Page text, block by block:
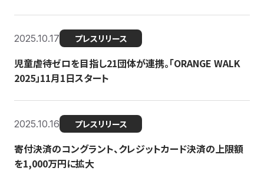
2025.10.17 プレスリリース
児童虐待ゼロを目指し21団体が連携。「ORANGE WALK
2025」11月1日スタート
2025.10.16 プレスリリース
寄付決済のコングラント、クレジットカード決済の上限額
を1,000万円に拡大